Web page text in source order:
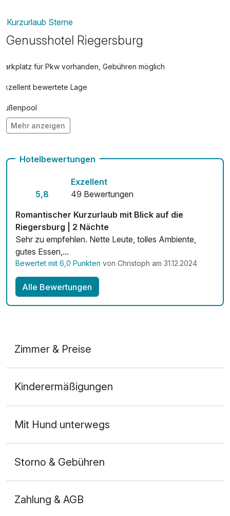
Wanderrucksack
pro Stück
Kurzurlaub Sterne
Genusshotel Riegersburg
Parkplatz für Pkw vorhanden, Gebühren möglich
Exzellent bewertete Lage
Außenpool
Vielseitiger Wellnessbereich
Fahrradverleih
Kostenloses W-LAN
Zimmerservice verfügbar
Mit Hotelbar
Mehr anzeigen
Hotelbewertungen
5,8
Exzellent
49 Bewertungen
Romantischer Kurzurlaub mit Blick auf die
Riegersburg | 2 Nächte
Sehr zu empfehlen. Nette Leute, tolles Ambiente,
gutes Essen,...
Bewertet mit 6,0 Punkten von Christoph am 31.12.2024
Alle Bewertungen
Zimmer & Preise
2 Erwachsene und 1 Kind
Kinderermäßigungen
Mit Hund unterwegs
Storno & Gebühren
Zahlung & AGB